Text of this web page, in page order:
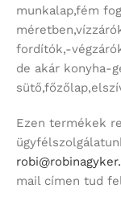
munkalap,fém
fordítók,-
de akár konyha-
Ezen termékek
mail címen tud